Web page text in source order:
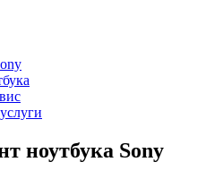
ноутбука Sony